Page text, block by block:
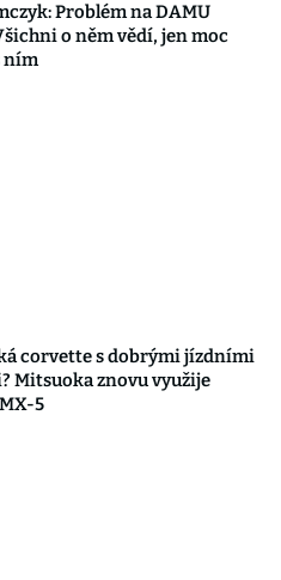
Problém na DAMU
o něm vědí, jen moc
ním
corvette s dobrými jízdními
Mitsuoka znovu využije
5